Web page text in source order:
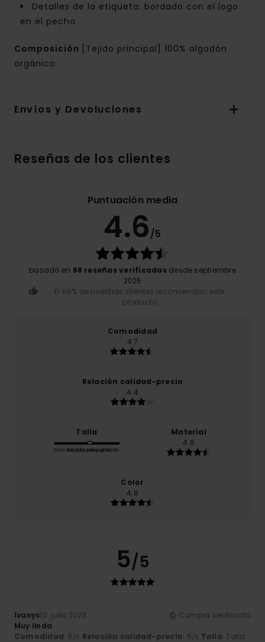
Detalles de la etiqueta: bordado con el logo
en el pecho
Composición
[Tejido principal] 100% algodón
orgánico
Envíos y Devoluciones
Reseñas de los clientes
Puntuación media
4.6/5
basado en 68 reseñas verificadas desde septiembre
2025
El 69% de nuestros clientes recomiendan este
producto
Comodidad
4.7
Relación calidad-precio
4.4
Talla
Demasiado pequeño
Demasiado grande
Material
4.6
Color
4.8
5/5
Ivanys10. julio 2026
Compra verificada
Muy linda
Comodidad: 5/5 Relación calidad-precio: 5/5 Talla: Talla